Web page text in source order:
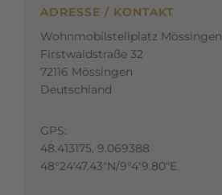
ADRESSE / KONTAKT
Wohnmobilstellplatz Mössingen
Firstwaldstraße 32
72116 Mössingen
Deutschland
GPS:
48.413175, 9.069388
48°24'47.43"N/9°4'9.80"E